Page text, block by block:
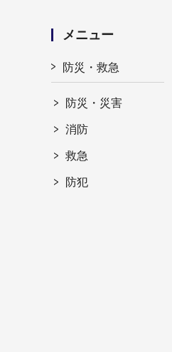
メニュー
防災・救急
防災・災害
消防
救急
防犯